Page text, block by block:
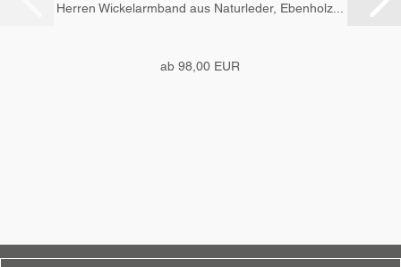
Herren Wickelarmband aus Naturleder, Ebenholz...
ab 98,00 EUR